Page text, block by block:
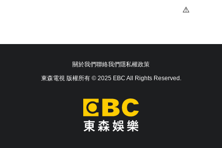
關於我們聯絡我們隱私權政策
東森電視 版權所有 © 2025 EBC All Rights Reserved.